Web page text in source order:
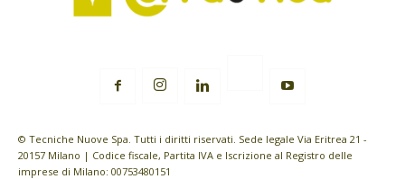
© Tecniche Nuove Spa. Tutti i diritti riservati. Sede legale Via Eritrea 21 -
20157 Milano | Codice fiscale, Partita IVA e Iscrizione al Registro delle
imprese di Milano: 00753480151